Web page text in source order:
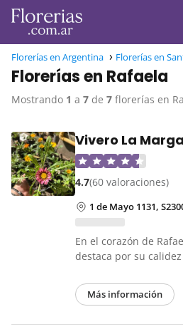
Florerías en Argentina Florerías en
Florerías en Rafaela
Mostrando 1 a 7 de 7 florerías en
Vivero La
4.7(60 valoraciones)
1 de Mayo 1131,
En el corazón de
destaca por su
Más información